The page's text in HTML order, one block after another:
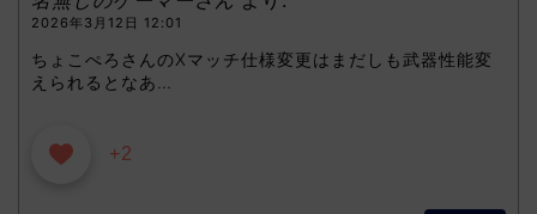
2026年3月12日 12:01
ちょこぺろさんのXマッチ仕様変更はまだしも武器性能変
えられるとなあ…
+2